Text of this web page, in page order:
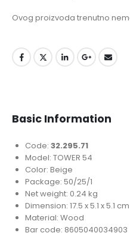
Ovog proizvoda trenutno
Basic Information
Code:32.295.71
Model: TOWER 54
Color: Beige
Package: 50/25/1
Net weight: 0.24 kg
Dimension: 17.5 x 5.1 x 5.1 cm
Material: Wood
Bar code: 8605040034903